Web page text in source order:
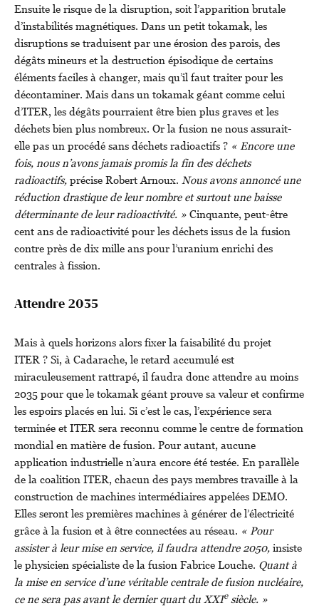
Ensuite le risque de la disruption, soit l’apparition brutale
d’instabilités magnétiques. Dans un petit tokamak, les
disruptions se traduisent par une érosion des parois, des
dégâts mineurs et la destruction épisodique de certains
éléments faciles à changer, mais qu’il faut traiter pour les
décontaminer. Mais dans un tokamak géant comme celui
d’ITER, les dégâts pourraient être bien plus graves et les
déchets bien plus nombreux. Or la fusion ne nous assurait-
elle pas un procédé sans déchets radioactifs ? « Encore une
fois, nous n’avons jamais promis la fin des déchets
radioactifs,précise Robert Arnoux. Nous avons annoncé une
réduction drastique de leur nombre et surtout une baisse
déterminante de leur radioactivité. »Cinquante, peut-être
cent ans de radioactivité pour les déchets issus de la fusion
contre près de dix mille ans pour l’uranium enrichi des
centrales à fission.
Attendre 2035
Mais à quels horizons alors fixer la faisabilité du projet
ITER ? Si, à Cadarache, le retard accumulé est
miraculeusement rattrapé, il faudra donc attendre au moins
2035 pour que le tokamak géant prouve sa valeur et confirme
les espoirs placés en lui. Si c’est le cas, l’expérience sera
terminée et ITER sera reconnu comme le centre de formation
mondial en matière de fusion. Pour autant, aucune
application industrielle n’aura encore été testée. En parallèle
de la coalition ITER, chacun des pays membres travaille à la
construction de machines intermédiaires appelées DEMO.
Elles seront les premières machines à générer de l’électricité
grâce à la fusion et à être connectées au réseau. « Pour
assister à leur mise en service, il faudra attendre 2050,insiste
le physicien spécialiste de la fusion Fabrice Louche. Quant à
la mise en service d’une véritable centrale de fusion nucléaire,
ce ne sera pas avant le dernier quart du XXIesiècle. »